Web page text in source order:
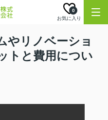
お気に入り
0
やリノベーショ
トと費用につい